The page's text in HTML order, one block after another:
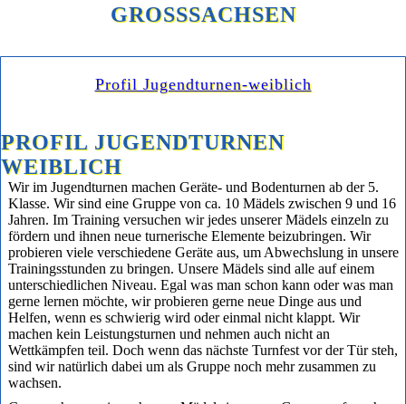
GROSSSACHSEN
Profil Jugendturnen-weiblich
PROFIL JUGENDTURNEN
WEIBLICH
Wir im Jugendturnen machen Geräte- und Bodenturnen ab der 5.
Klasse. Wir sind eine Gruppe von ca. 10 Mädels zwischen 9 und 16
Jahren. Im Training versuchen wir jedes unserer Mädels einzeln zu
fördern und ihnen neue turnerische Elemente beizubringen. Wir
probieren viele verschiedene Geräte aus, um Abwechslung in unsere
Trainingsstunden zu bringen. Unsere Mädels sind alle auf einem
unterschiedlichen Niveau. Egal was man schon kann oder was man
gerne lernen möchte, wir probieren gerne neue Dinge aus und
Helfen, wenn es schwierig wird oder einmal nicht klappt. Wir
machen kein Leistungsturnen und nehmen auch nicht an
Wettkämpfen teil. Doch wenn das nächste Turnfest vor der Tür steh,
sind wir natürlich dabei um als Gruppe noch mehr zusammen zu
wachsen.